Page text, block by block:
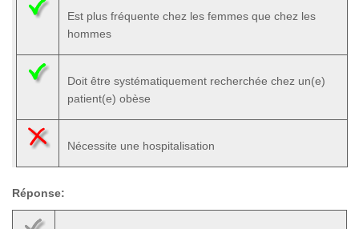
Est plus fréquente chez les femmes que chez les
hommes
Doit être systématiquement recherchée chez un(e)
patient(e) obèse
Nécessite une hospitalisation
Réponse: